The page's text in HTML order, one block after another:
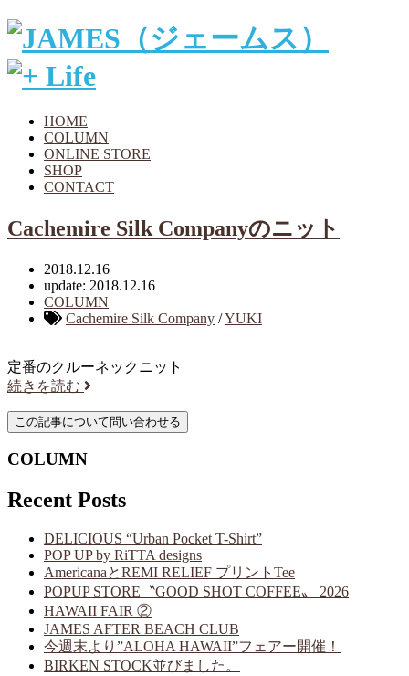
HOME
COLUMN
ONLINE STORE
SHOP
CONTACT
Cachemire Silk Companyのニット
2018.12.16
update: 2018.12.16
COLUMN
Cachemire Silk Company /YUKI
定番のクルーネックニット
続きを読む
COLUMN
Recent Posts
DELICIOUS “Urban Pocket T-Shirt”
POP UP by RiTTA designs
AmericanaとREMI RELIEF プリントTee
POPUP STORE〝GOOD SHOT COFFEE〟 2026
HAWAII FAIR ②
JAMES AFTER BEACH CLUB
今週末より”ALOHA HAWAII”フェアー開催！
BIRKEN STOCK並びました。